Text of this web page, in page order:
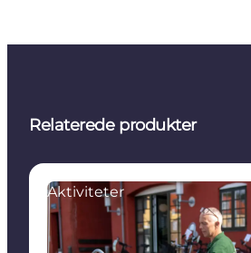
Relaterede produkter
Aktiviteter